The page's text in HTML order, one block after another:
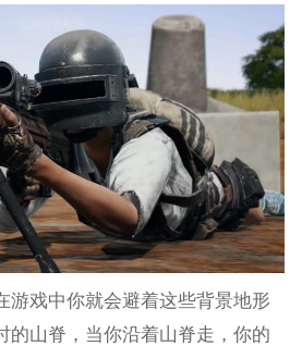
游戏中你就会避着这些背景地形
的山脊，当你沿着山脊走，你的